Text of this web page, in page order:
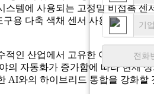
스템에 사용되는 고정밀 비접촉 센
용 다축 색채 센서 사용이 약 38%
인 산업에서 고유한 이점을 제
의 자동화가 증가함에 따라 현재
AI와의 하이브리드 통합을 강화할